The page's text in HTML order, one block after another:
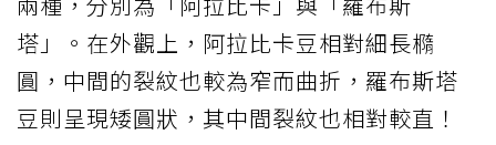
塔」。在外觀上，阿拉比卡豆相對細長橢
圓，中間的裂紋也較為窄而曲折，羅布斯塔
豆則呈現矮圓狀，其中間裂紋也相對較直！